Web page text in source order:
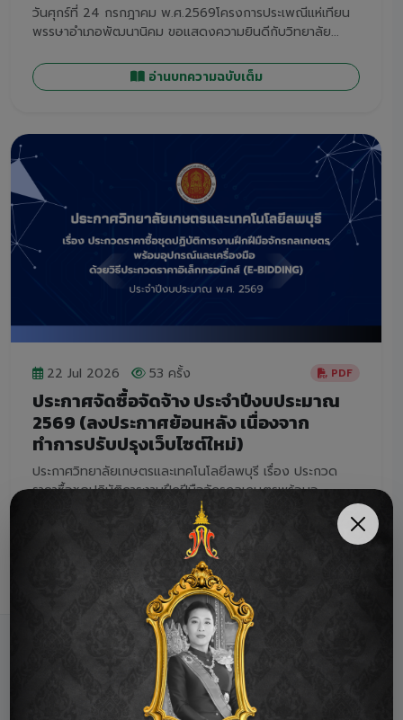
วันศุกร์ที่ 24 กรกฎาคม พ.ศ.2569โครงการประเพณีแห่เทียน
พรรษาอำเภอพัฒนานิคม ขอแสดงความยินดีกับวิทยาลัย...
อ่านบทความฉบับเต็ม
22 Jul 2026 53 ครั้ง PDF
ประกาศจัดซื้อจัดจ้าง ประจำปีงบประมาณ
2569 (ลงประกาศย้อนหลัง เนื่องจาก
ทำการปรับปรุงเว็บไซต์ใหม่)
ประกาศวิทยาลัยเกษตรและเทคโนโลยีลพบุรี เรื่อง ประกวด
ราคาซื้อชุดปฏิบัติการงานฝึกฝีมือจักรกลเกษตรพร้อมอ...
อ่านบทความฉบับเต็ม
กิจกรรมนักเรียนและ